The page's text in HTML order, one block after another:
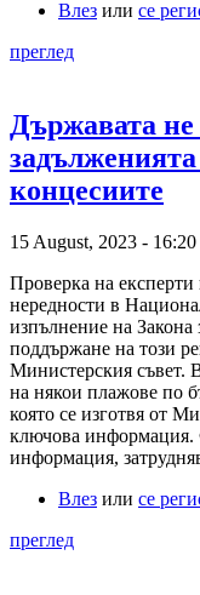
Влез или се
преглед
Държавата
концесиите
15 August, 2023 - 16:20
Проверка на експерти
нередности в
изпълнение на Закона
поддържане на този
Министерския съвет.
на някои плажове по
която се изготвя от
ключова информация.
информация,
Влез или се
преглед